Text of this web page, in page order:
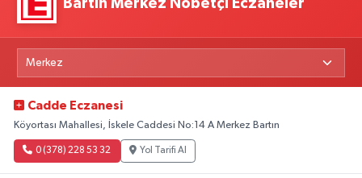
Bartın Merkez Nöbetçi Eczaneler
Cadde Eczanesi
Köyortası Mahallesi, İskele Caddesi No:14 A Merkez Bartın
0 (378) 228 53 32 Yol Tarifi Al